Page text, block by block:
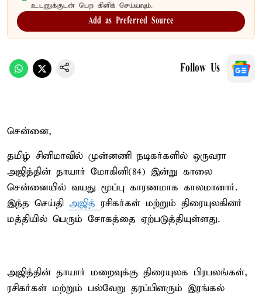
உடனுக்குடன் பெற கிளிக் செய்யவும்.
Add as Preferred Source
Follow Us
சென்னை,
தமிழ் சினிமாவில் முன்னணி நடிகர்களில் ஒருவரா
அஜித்தின் தாயார் மோகினி(84) இன்று காலை
சென்னையில் வயது மூப்பு காரணமாக காலமானார்.
இந்த செய்தி அஜித் ரசிகர்கள் மற்றும் திரையுலகினர்
மத்தியில் பெரும் சோகத்தை ஏற்படுத்தியுள்ளது.
அஜித்தின் தாயார் மறைவுக்கு திரையுலக பிரபலங்கள்,
ரசிகர்கள் மற்றும் பல்வேறு தரப்பினரும் இரங்கல்